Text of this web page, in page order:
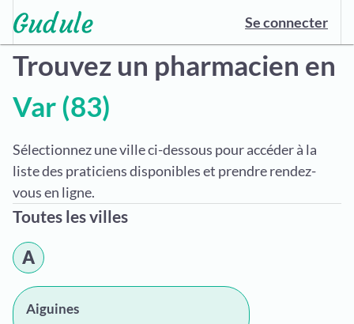
Se connecter
Trouvez un pharmacien en
Var (83)
Sélectionnez une ville ci-dessous pour accéder à la
liste des praticiens disponibles et prendre rendez-
vous en ligne.
Toutes les villes
A
Aiguines